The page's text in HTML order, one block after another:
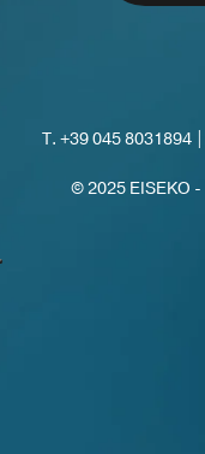
T. +39 045 8031894
© 2025 EISEKO -